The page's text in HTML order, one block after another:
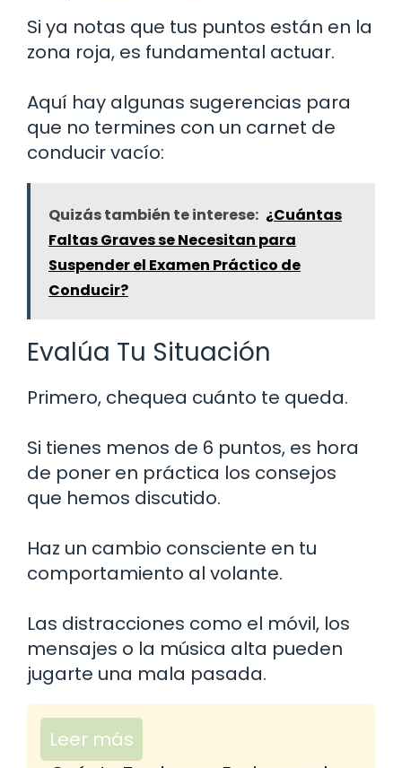
Si ya notas que tus puntos están en la
zona roja, es fundamental actuar.
Aquí hay algunas sugerencias para
que no termines con un carnet de
conducir vacío:
Quizás también te interese: ¿Cuántas
Faltas Graves se Necesitan para
Suspender el Examen Práctico de
Conducir?
Evalúa Tu Situación
Primero, chequea cuánto te queda.
Si tienes menos de 6 puntos, es hora
de poner en práctica los consejos
que hemos discutido.
Haz un cambio consciente en tu
comportamiento al volante.
Las distracciones como el móvil, los
mensajes o la música alta pueden
jugarte una mala pasada.
Leer más